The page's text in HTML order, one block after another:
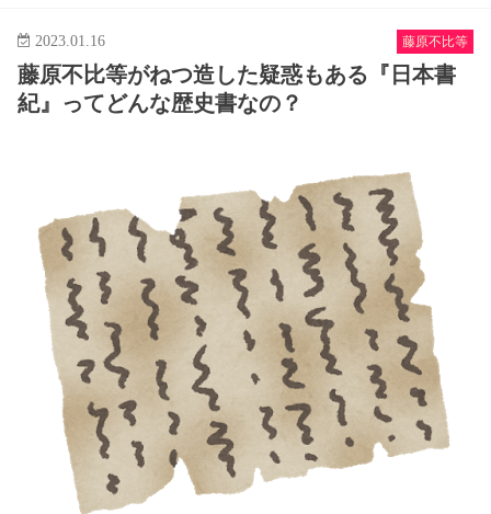
藤原不比等
2023.01.16
藤原不比等がねつ造した疑惑もある『日本書
紀』ってどんな歴史書なの？